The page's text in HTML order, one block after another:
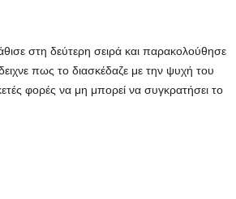
στη δεύτερη σειρά και παρακολούθησε
πως το διασκέδαζε με την ψυχή του
φορές να μη μπορεί να συγκρατήσει το